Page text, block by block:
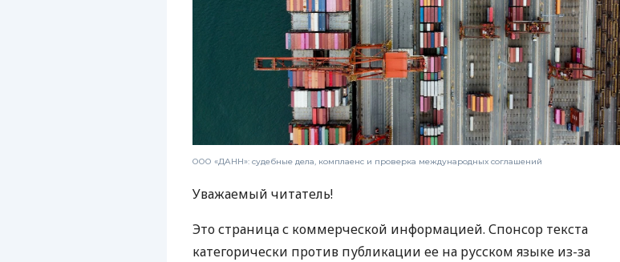
ООО «ДАНН»: судебные дела, комплаенс и проверка международных соглашений
Уважаемый читатель!
Это страница с коммерческой информацией. Спонсор текста
категорически против публикации ее на русском языке из-за